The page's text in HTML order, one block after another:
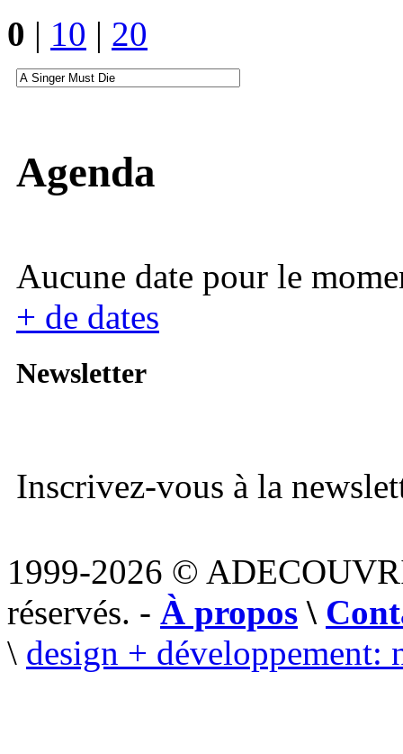
0 | 10 | 20
Agenda
Aucune date pour le
+ de dates
Newsletter
Inscrivez-vous à la
1999-2026 ©
réservés. - À propos \
\ design + développement: